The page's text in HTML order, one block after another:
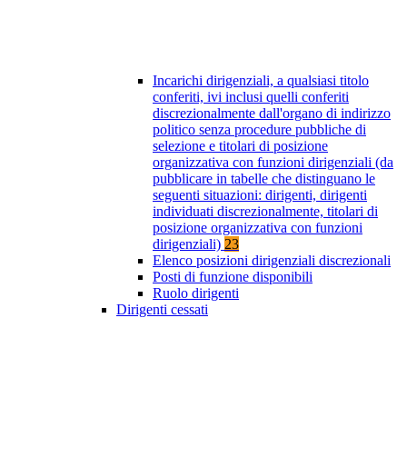
Incarichi dirigenziali, a qualsiasi titolo
conferiti, ivi inclusi quelli conferiti
discrezionalmente dall'organo di indirizzo
politico senza procedure pubbliche di
selezione e titolari di posizione
organizzativa con funzioni dirigenziali (da
pubblicare in tabelle che distinguano le
seguenti situazioni: dirigenti, dirigenti
individuati discrezionalmente, titolari di
posizione organizzativa con funzioni
dirigenziali) 23
Elenco posizioni dirigenziali discrezionali
Posti di funzione disponibili
Ruolo dirigenti
Dirigenti cessati